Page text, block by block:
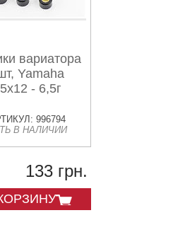
вариатора
Yamaha
- 6,5г
996794
В НАЛИЧИИ
133 грн.